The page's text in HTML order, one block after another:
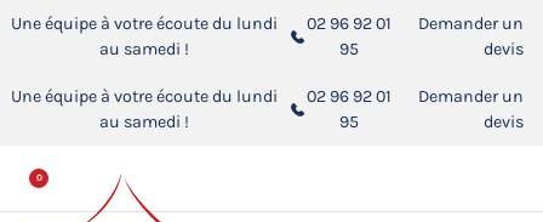
Une équipe à votre écoute du lundi
au samedi !
02 96 92 01
95
Demander un
devis
Une équipe à votre écoute du lundi
au samedi !
02 96 92 01
95
Demander un
devis
0